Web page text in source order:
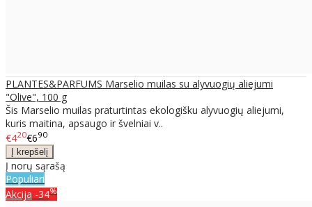
PLANTES&PARFUMS Marselio muilas su alyvuogių aliejumi
"Olive", 100 g
Šis Marselio muilas praturtintas ekologišku alyvuogių aliejumi,
kuris maitina, apsaugo ir švelniai v..
€420€690
Į norų sąrašą
Populiari
Akcija -34%